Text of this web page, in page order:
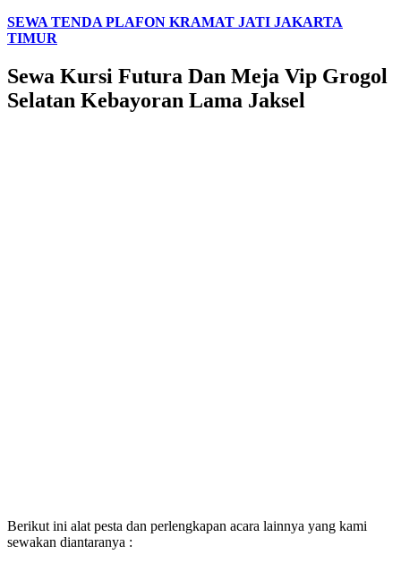
SEWA TENDA PLAFON KRAMAT JATI JAKARTA
TIMUR
Sewa Kursi Futura Dan Meja Vip Grogol
Selatan Kebayoran Lama Jaksel
Berikut ini alat pesta dan perlengkapan acara lainnya yang kami
sewakan diantaranya :